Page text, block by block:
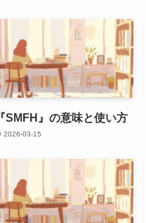
『SMFH』の意味と使い方
2026-03-15